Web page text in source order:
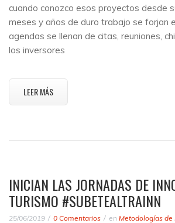
cuando conozco esos proyectos desde
meses y años de duro trabajo se forjan
agendas se llenan de citas, reuniones,
los inversores
LEER MÁS
INICIAN LAS JORNADAS DE
TURISMO #SUBETEALTRAINN
25/06/2019 0 Comentarios en Metodologías de